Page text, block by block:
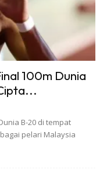
100m Dunia
B-20 di tempat
pelari Malaysia